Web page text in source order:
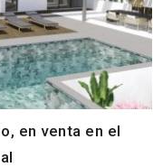
en venta en el